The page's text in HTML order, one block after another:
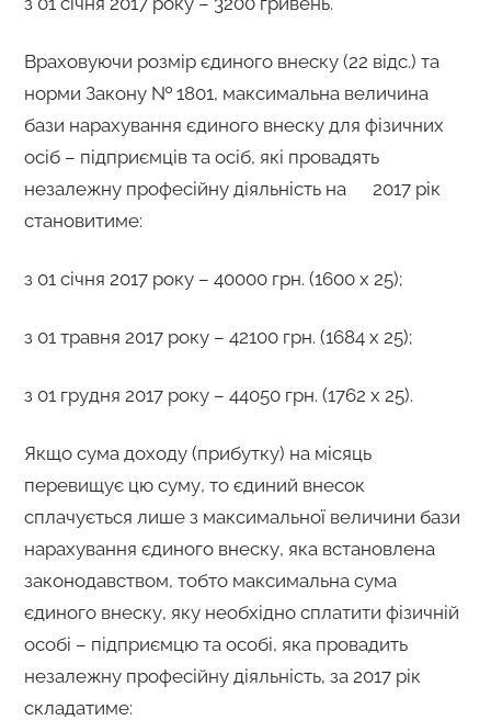
Враховуючи розмір єдиного внеску (22 відс.) та
норми Закону № 1801, максимальна величина
бази нарахування єдиного внеску для фізичних
осіб – підприємців та осіб, які провадять
незалежну професійну діяльність на 2017 рік
становитиме:
з 01 січня 2017 року – 40000 грн. (1600 х 25);
з 01 травня 2017 року – 42100 грн. (1684 х 25);
з 01 грудня 2017 року – 44050 грн. (1762 х 25).
Якщо сума доходу (прибутку) на місяць
перевищує цю суму, то єдиний внесок
сплачується лише з максимальної величини бази
нарахування єдиного внеску, яка встановлена
законодавством, тобто максимальна сума
єдиного внеску, яку необхідно сплатити фізичній
особі – підприємцю та особі, яка провадить
незалежну професійну діяльність, за 2017 рік
складатиме: